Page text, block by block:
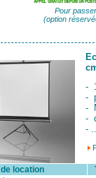
Pour
(option
-
-
-
-
-
location